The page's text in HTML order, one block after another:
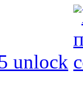
unlock